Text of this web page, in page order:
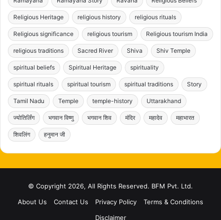
Religious Heritage religious history religious rituals
Religious significance religious tourism Religious tourism India
religious traditions Sacred River Shiva Shiv Temple
spiritual beliefs Spiritual Heritage spirituality
spiritual rituals spiritual tourism spiritual traditions Story
Tamil Nadu Temple temple-history Uttarakhand
ज्योतिर्लिंग भगवान विष्णु भगवान शिव मंदिर महादेव महाभारत
शिवलिंग हनुमान जी
© Copyright 2026, All Rights Reserved. BFM Pvt. Ltd.
About Us
Contact Us Privacy Policy
Terms & Conditions
Disclaimer